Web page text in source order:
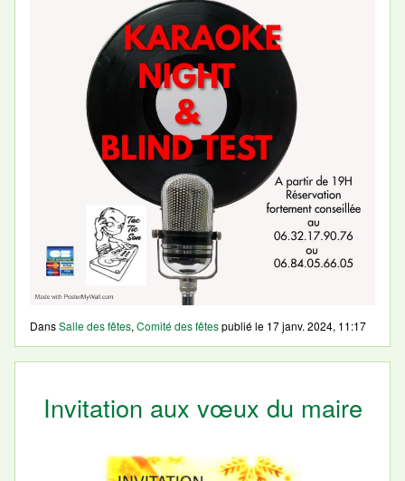
DansSalle des fêtes, Comité des fêtespublié le 17 janv. 2024, 11:17
Invitation aux vœux du maire